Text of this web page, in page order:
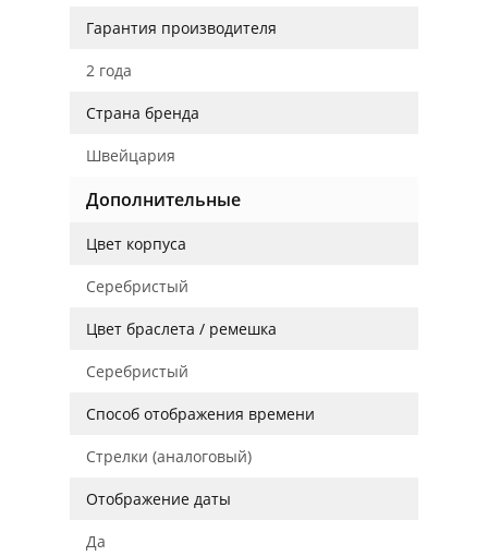
Гарантия производителя
2 года
Страна бренда
Швейцария
Дополнительные
Цвет корпуса
Серебристый
Цвет браслета / ремешка
Серебристый
Способ отображения времени
Стрелки (аналоговый)
Отображение даты
Да